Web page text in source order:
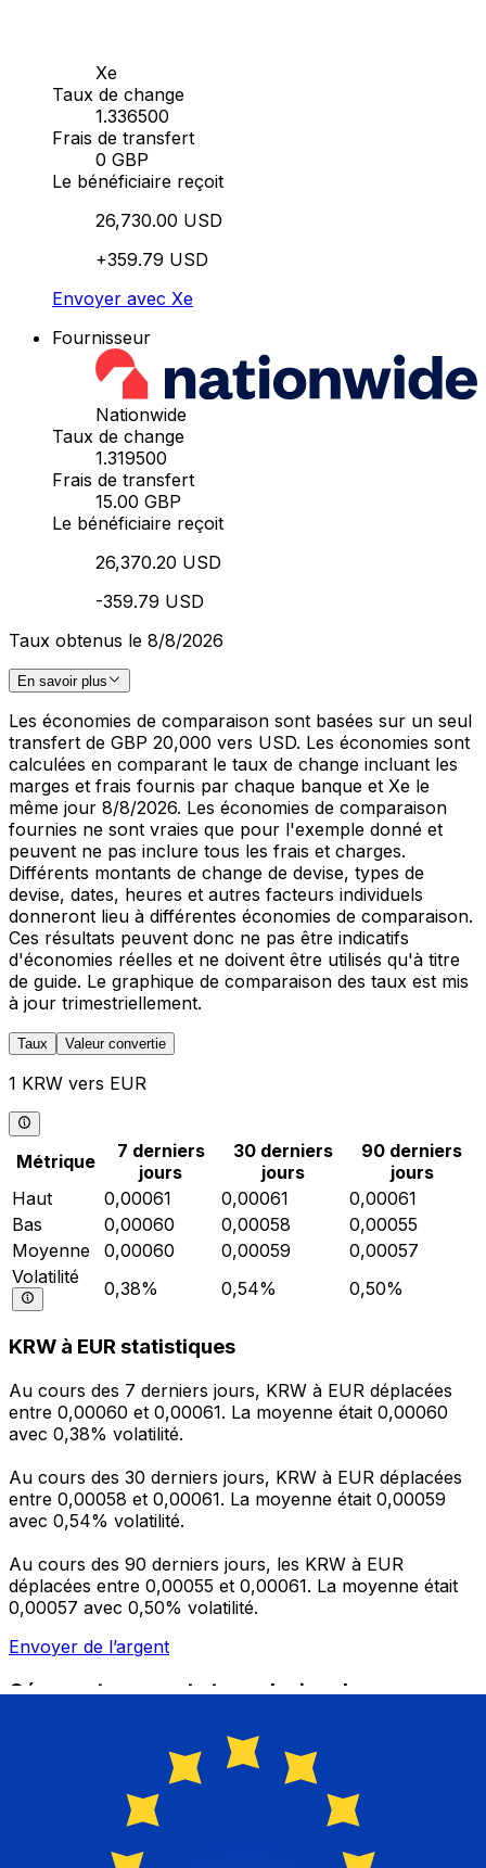
Xe
Taux de change
1.336500
Frais de transfert
0 GBP
Le bénéficiaire reçoit
26,730.00 USD
+359.79 USD
Envoyer avec Xe
Fournisseur
Nationwide
Taux de change
1.319500
Frais de transfert
15.00 GBP
Le bénéficiaire reçoit
26,370.20 USD
-359.79 USD
Taux obtenus le 8/8/2026
En savoir plus
Les économies de comparaison sont basées sur un seul
transfert de GBP 20,000 vers USD. Les économies sont
calculées en comparant le taux de change incluant les
marges et frais fournis par chaque banque et Xe le
même jour 8/8/2026. Les économies de comparaison
fournies ne sont vraies que pour l'exemple donné et
peuvent ne pas inclure tous les frais et charges.
Différents montants de change de devise, types de
devise, dates, heures et autres facteurs individuels
donneront lieu à différentes économies de comparaison.
Ces résultats peuvent donc ne pas être indicatifs
d'économies réelles et ne doivent être utilisés qu'à titre
de guide. Le graphique de comparaison des taux est mis
à jour trimestriellement.
Taux Valeur convertie
1 KRW vers EUR
Métrique
7 derniers
jours
30 derniers
jours
90 derniers
jours
Haut
0,00061 0,00061
0,00061
Bas
0,00060 0,00058
0,00055
Moyenne
0,00060 0,00059
0,00057
Volatilité
0,38% 0,54% 0,50%
KRW à EUR statistiques
Au cours des 7 derniers jours, KRW à EUR déplacées
entre 0,00060 et 0,00061. La moyenne était 0,00060
avec 0,38% volatilité.
Au cours des 30 derniers jours, KRW à EUR déplacées
entre 0,00058 et 0,00061. La moyenne était 0,00059
avec 0,54% volatilité.
Au cours des 90 derniers jours, les KRW à EUR
déplacées entre 0,00055 et 0,00061. La moyenne était
0,00057 avec 0,50% volatilité.
Envoyer de l’argent
Gérez votre argent et vos devises lorsque vous
L'application Xe réunit toutes les fonctionnalités
nécessaires pour vos transferts d'argent internationaux
et la gestion de vos devises. Convertissez des devises,
programmez des alertes de taux et transférez de